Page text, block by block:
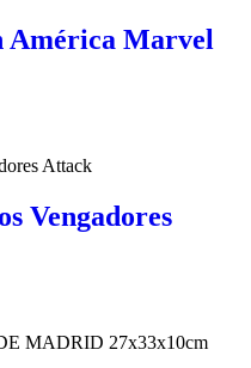
América Marvel
Vengadores